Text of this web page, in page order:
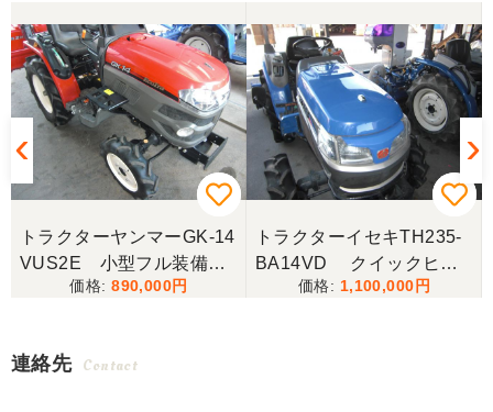
トラクターヤンマーGK-14
VUS2E 小型フル装備！
人気のヤンマーGKシリー
格にて ！
890,000
トラクターイセキTH235-
BA14VD クイックヒッ
チ仕様作業機脱着らくらく
1,100,000
連絡先 Contact